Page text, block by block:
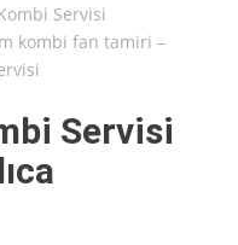
Servisi
kombi fan tamiri –
Servisi